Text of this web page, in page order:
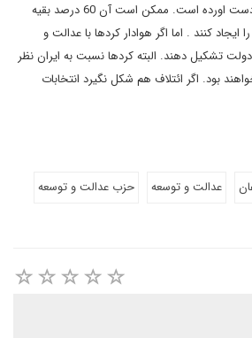
و توسعه 40 درصد اراء را به دست اورده است. ممکن است آن 60 درصد بقیه
کنند . اما اگر هوادار کردها با عدالت و
تشکیل دهند. البته کردها نسبت به ایران نظر
بود. اگر ائتلاف هم شکل نگیرد انتخابات
عدالت و توسعه حزب عدالت و توسعه